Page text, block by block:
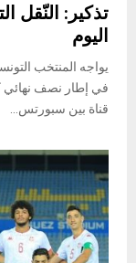
تذكير: النّقل
اليوم
يواجه المنتخب
في إطار نصف نهائي
قناة بين سبورتس...